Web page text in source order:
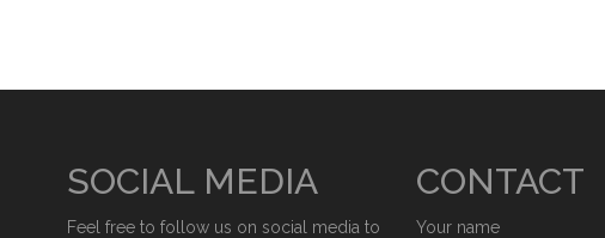
SOCIAL MEDIA
Feel free to follow us on social media to
CONTACT
Your name